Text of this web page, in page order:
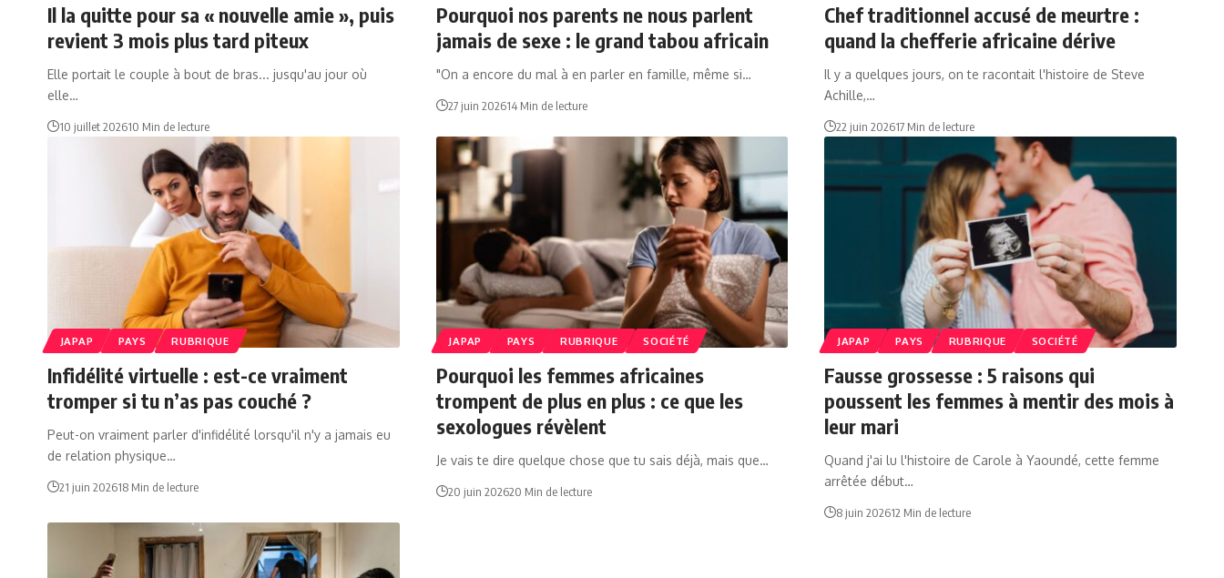
Il la quitte pour sa « nouvelle amie », puis
revient 3 mois plus tard piteux
Elle portait le couple à bout de bras... jusqu'au jour où
elle…
10 juillet 202610 Min de lecture
Pourquoi nos parents ne nous parlent
jamais de sexe : le grand tabou africain
"On a encore du mal à en parler en famille, même si…
27 juin 202614 Min de lecture
Chef traditionnel accusé de meurtre :
quand la chefferie africaine dérive
Il y a quelques jours, on te racontait l'histoire de Steve
Achille,…
22 juin 202617 Min de lecture
JAPAP PAYS RUBRIQUE
Infidélité virtuelle : est-ce vraiment
tromper si tu n’as pas couché ?
Peut-on vraiment parler d'infidélité lorsqu'il n'y a jamais eu
de relation physique…
21 juin 202618 Min de lecture
JAPAP PAYS RUBRIQUE SOCIÉTÉ
Pourquoi les femmes africaines
trompent de plus en plus : ce que les
sexologues révèlent
Je vais te dire quelque chose que tu sais déjà, mais que…
20 juin 202620 Min de lecture
JAPAP PAYS RUBRIQUE SOCIÉTÉ
Fausse grossesse : 5 raisons qui
poussent les femmes à mentir des mois à
leur mari
Quand j'ai lu l'histoire de Carole à Yaoundé, cette femme
arrêtée début…
8 juin 202612 Min de lecture